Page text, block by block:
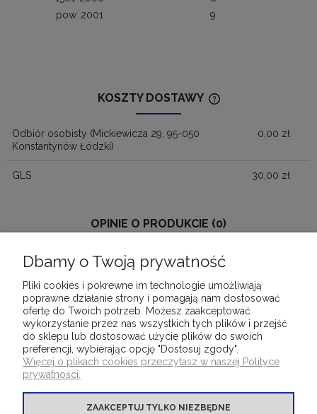
pow. 2001
9
KOSZTY DOSTAWY
Odbiór osobisty (Mickiewicza 29, 95-050
Konstantynów Łódzki)
0,00 zł
GLS 30,00 zł
OPINIE O PRODUKCIE (0)
Wyświetlane są wszystkie opinie (pozytywne i negatywne). Nie
weryfikujemy, czy pochodzą one od klientów, którzy kupili dany
produkt.
DLA KLIENTÓW
Dbamy o Twoją prywatność
Pliki cookies i pokrewne im technologie umożliwiają
poprawne działanie strony i pomagają nam dostosować
ofertę do Twoich potrzeb. Możesz zaakceptować
wykorzystanie przez nas wszystkich tych plików i przejść
do sklepu lub dostosować użycie plików do swoich
preferencji, wybierając opcję "Dostosuj zgody".
Więcej o plikach cookies przeczytasz w naszej Polityce
prywatności.
ZAAKCEPTUJ TYLKO NIEZBĘDNE